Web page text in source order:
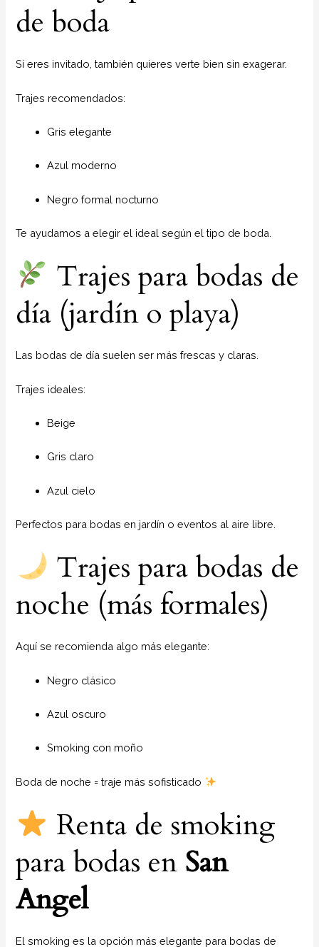
de boda
Si eres invitado, también quieres verte bien sin exagerar.
Trajes recomendados:
Gris elegante
Azul moderno
Negro formal nocturno
Te ayudamos a elegir el ideal según el tipo de boda.
Trajes para bodas de
día (jardín o playa)
Las bodas de día suelen ser más frescas y claras.
Trajes ideales:
Beige
Gris claro
Azul cielo
Perfectos para bodas en jardín o eventos al aire libre.
Trajes para bodas de
noche (más formales)
Aquí se recomienda algo más elegante:
Negro clásico
Azul oscuro
Smoking con moño
Boda de noche = traje más sofisticado
Renta de smoking
para bodas en San
Angel
El smoking es la opción más elegante para bodas de